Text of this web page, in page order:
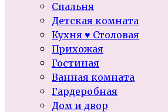
Спальня
Детская комната
Кухня ♥ Столовая
Прихожая
Гостиная
Ванная комната
Гардеробная
Дом и двор